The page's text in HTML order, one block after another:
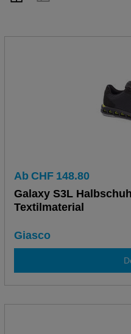
Ab CHF 148.80
Galaxy S3L
Textilmaterial
Giasco